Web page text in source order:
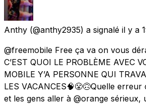
Anthy (@anthy2935) a signalé il y a
@freemobile Free ça va on vous
C’EST QUOI LE PROBLÈME AVEC
MOBILE Y’A PERSONNE QUI
LES VACANCES🧠😤🙃Quelle
et les gens aller à @orange sérieux,